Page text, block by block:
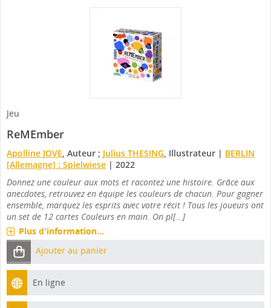
Jeu
ReMEmber
Apolline JOVE, Auteur ; Julius THESING, Illustrateur | BERLIN
[Allemagne] : Spielwiese | 2022
Donnez une couleur aux mots et racontez une histoire. Grâce aux
anecdotes, retrouvez en équipe les couleurs de chacun. Pour gagner
ensemble, marquez les esprits avec votre récit ! Tous les joueurs ont
un set de 12 cartes Couleurs en main. On pl[...]
Plus d'information...
Ajouter au panier
En ligne